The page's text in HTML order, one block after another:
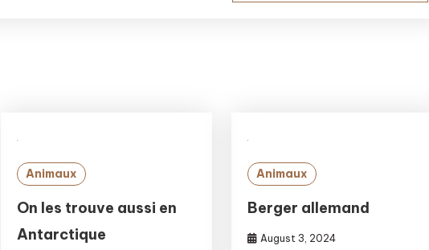
Animaux
On les trouve aussi en
Antarctique
Animaux
Berger allemand
August 3, 2024